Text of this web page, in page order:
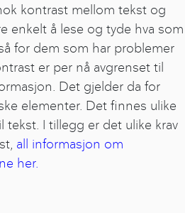
kontrast mellom tekst og
enkelt å lese og tyde hva som
for dem som har problemer
er per nå avgrenset til
Det gjelder da for
elementer. Det finnes ulike
tekst. I tillegg er det ulike krav
all informasjon om
her.